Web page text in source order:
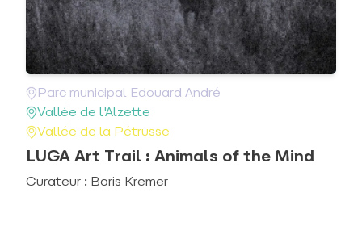
Parc municipal Edouard André
Vallée de l'Alzette
Vallée de la Pétrusse
LUGA Art Trail : Animals of the Mind
Curateur : Boris Kremer